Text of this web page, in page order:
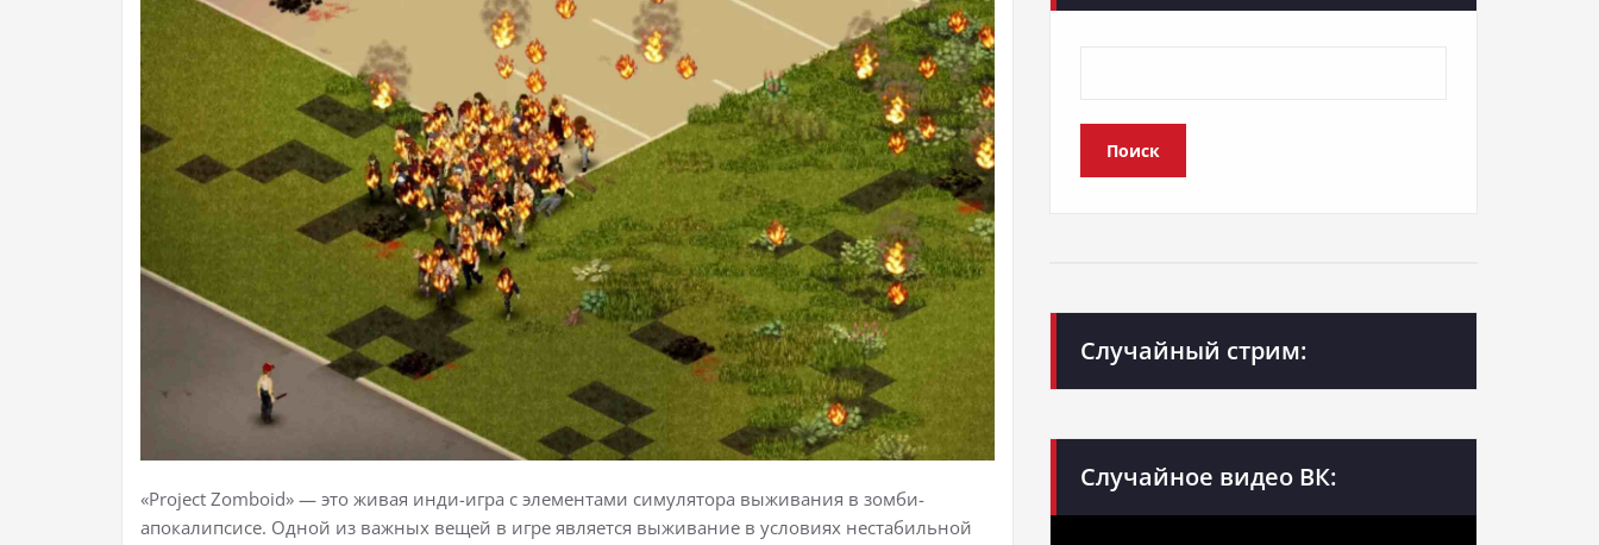
«Project Zomboid» — это живая инди-игра с элементами симулятора выживания в зомби-
апокалипсисе. Одной из важных вещей в игре является выживание в условиях нестабильной
Поиск
Случайный стрим:
Случайное видео ВК: